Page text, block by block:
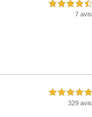
4,5 étoiles sur 5
7 avis
5,0 étoiles sur 5
329 avis